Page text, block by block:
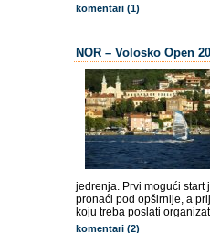
komentari (1)
NOR – Volosko Open
jedrenja. Prvi mogući start
pronaći pod opširnije, a
koju treba poslati
komentari (2)